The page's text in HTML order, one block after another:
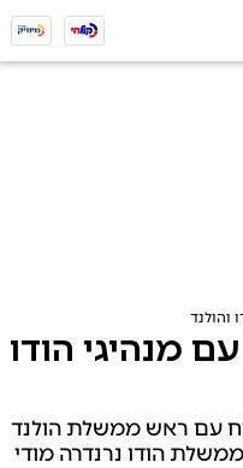
והולנד
מנהיגי הודו
עם ראש ממשלת הולנד
הודו נרנדרה מודי